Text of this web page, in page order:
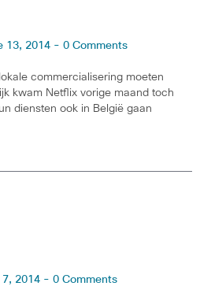
13, 2014 - 0 Comments
commercialisering moeten
kwam Netflix vorige maand toch
diensten ook in België gaan
2014 - 0 Comments